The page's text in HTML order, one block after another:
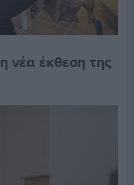
νέα έκθεση της